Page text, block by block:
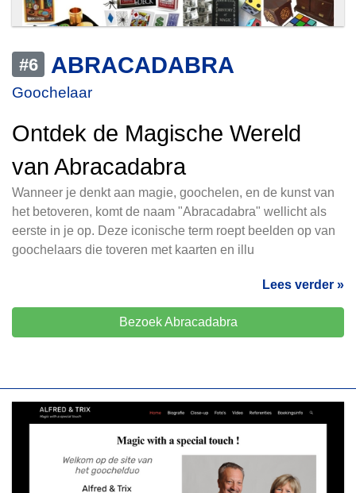
#6 ABRACADABRA
Goochelaar
Ontdek de Magische Wereld
van Abracadabra
Wanneer je denkt aan magie, goochelen, en de kunst van
het betoveren, komt de naam "Abracadabra" wellicht als
eerste in je op. Deze iconische term roept beelden op van
goochelaars die toveren met kaarten en illu
Lees verder »
Bezoek Abracadabra